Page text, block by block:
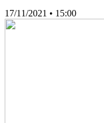
17/11/2021 • 15:00